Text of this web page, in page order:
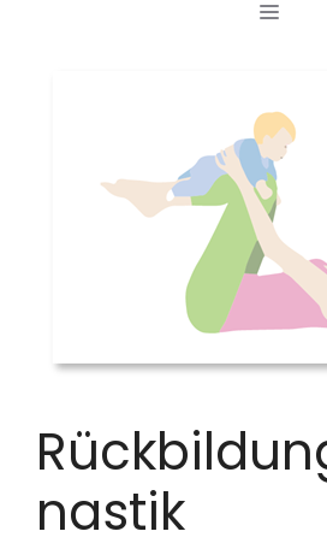
MENÜ
nastik